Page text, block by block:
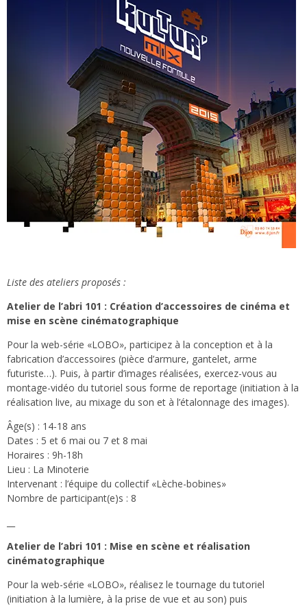
Liste des ateliers proposés :
Atelier de l’abri 101 : Création d’accessoires de cinéma et
mise en scène cinématographique
Pour la web-série «LOBO», participez à la conception et à la
fabrication d’accessoires (pièce d’armure, gantelet, arme
futuriste…). Puis, à partir d’images réalisées, exercez-vous au
montage-vidéo du tutoriel sous forme de reportage (initiation à la
réalisation live, au mixage du son et à l’étalonnage des images).
Âge(s) : 14-18 ans
Dates : 5 et 6 mai ou 7 et 8 mai
Horaires : 9h-18h
Lieu : La Minoterie
Intervenant : l’équipe du collectif «Lèche-bobines»
Nombre de participant(e)s : 8
Atelier de l’abri 101 : Mise en scène et réalisation
cinématographique
Pour la web-série «LOBO», réalisez le tournage du tutoriel
(initiation à la lumière, à la prise de vue et au son) puis